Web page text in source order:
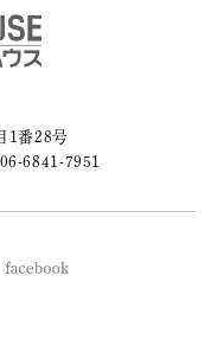
1番28号
6841-7951